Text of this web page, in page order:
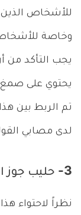
للأشخاص
وخاصة للأشخاص
يجب التأكد من
تم الربط بين
لدى مصابي
3- حليب جوز الهند وصحة القلب
نظراً لاحتواء